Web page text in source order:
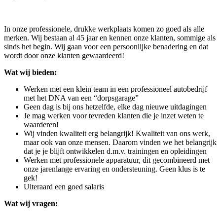
In onze professionele, drukke werkplaats komen zo goed als alle
merken. Wij bestaan al 45 jaar en kennen onze klanten, sommige als
sinds het begin. Wij gaan voor een persoonlijke benadering en dat
wordt door onze klanten gewaardeerd!
Wat wij bieden:
Werken met een klein team in een professioneel autobedrijf
met het DNA van een “dorpsgarage”
Geen dag is bij ons hetzelfde, elke dag nieuwe uitdagingen
Je mag werken voor tevreden klanten die je inzet weten te
waarderen!
Wij vinden kwaliteit erg belangrijk! Kwaliteit van ons werk,
maar ook van onze mensen. Daarom vinden we het belangrijk
dat je je blijft ontwikkelen d.m.v. trainingen en opleidingen
Werken met professionele apparatuur, dit gecombineerd met
onze jarenlange ervaring en ondersteuning. Geen klus is te
gek!
Uiteraard een goed salaris
Wat wij vragen: